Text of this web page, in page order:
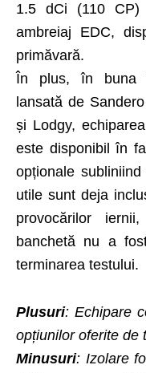
1.5 dCi (110 CP)
ambreiaj EDC,
primăvară.
În plus, în buna
lansată de
și Lodgy,
este disponibil în
opționale
utile sunt deja
provocărilor
banchetă nu a
terminarea testului.
Plusuri: Echipare
opțiunilor oferite de
Minusuri: Izolare